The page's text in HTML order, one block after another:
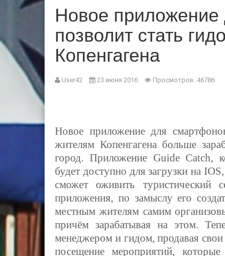
Новое
позволит стать
Копенгагена
User42 23 июня 2016 Просмотров: 46786
Новое приложение для
жителям Копенгагена больше
город. Приложение Guide Catch,
будет доступно для загрузки на
сможет оживить туристический
приложения, по замыслу его
местным жителям самим
причём зарабатывая на этом.
менеджером и гидом, продавая
посещение мероприятий,